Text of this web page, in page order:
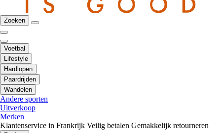
Zoeken
Voetbal
Lifestyle
Hardlopen
Paardrijden
Wandelen
Andere sporten
Uitverkoop
Merken
Klantenservice in Frankrijk Veilig betalen Gemakkelijk retourneren